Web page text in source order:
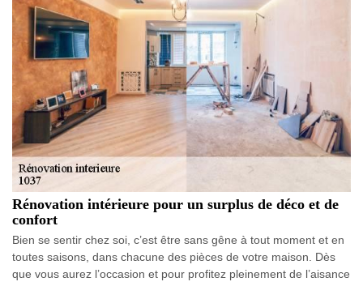
Rénovation intérieure pour un surplus de déco et de
confort
Bien se sentir chez soi, c’est être sans gêne à tout moment et en
toutes saisons, dans chacune des pièces de votre maison. Dès
que vous aurez l’occasion et pour profitez pleinement de l’aisance